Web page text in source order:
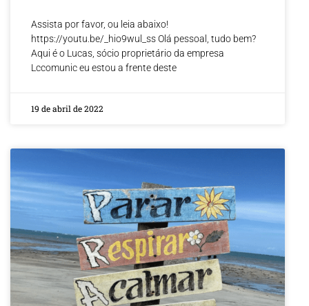
Assista por favor, ou leia abaixo!
https://youtu.be/_hio9wul_ss Olá pessoal, tudo bem?
Aqui é o Lucas, sócio proprietário da empresa
Lccomunic eu estou a frente deste
19 de abril de 2022